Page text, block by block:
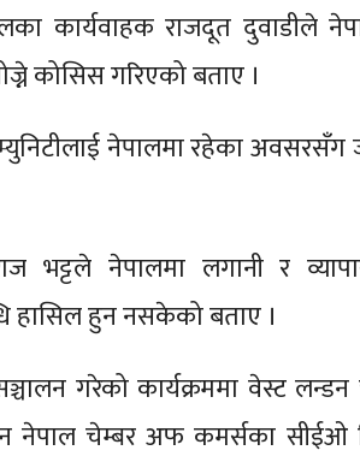
कार्यवाहक राजदूत दुवाडीले
कोसिस गरिएको बताए ।
नेपालमा रहेका
भट्टले नेपालमा लगानी र
हासिल हुन नसकेको बताए ।
सञ्चालन गरेको कार्यक्रममा वेस्ट
नेपाल चेम्बर अफ कमर्सका